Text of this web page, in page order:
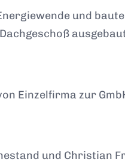
und
Einzelfirma zur
und Christian